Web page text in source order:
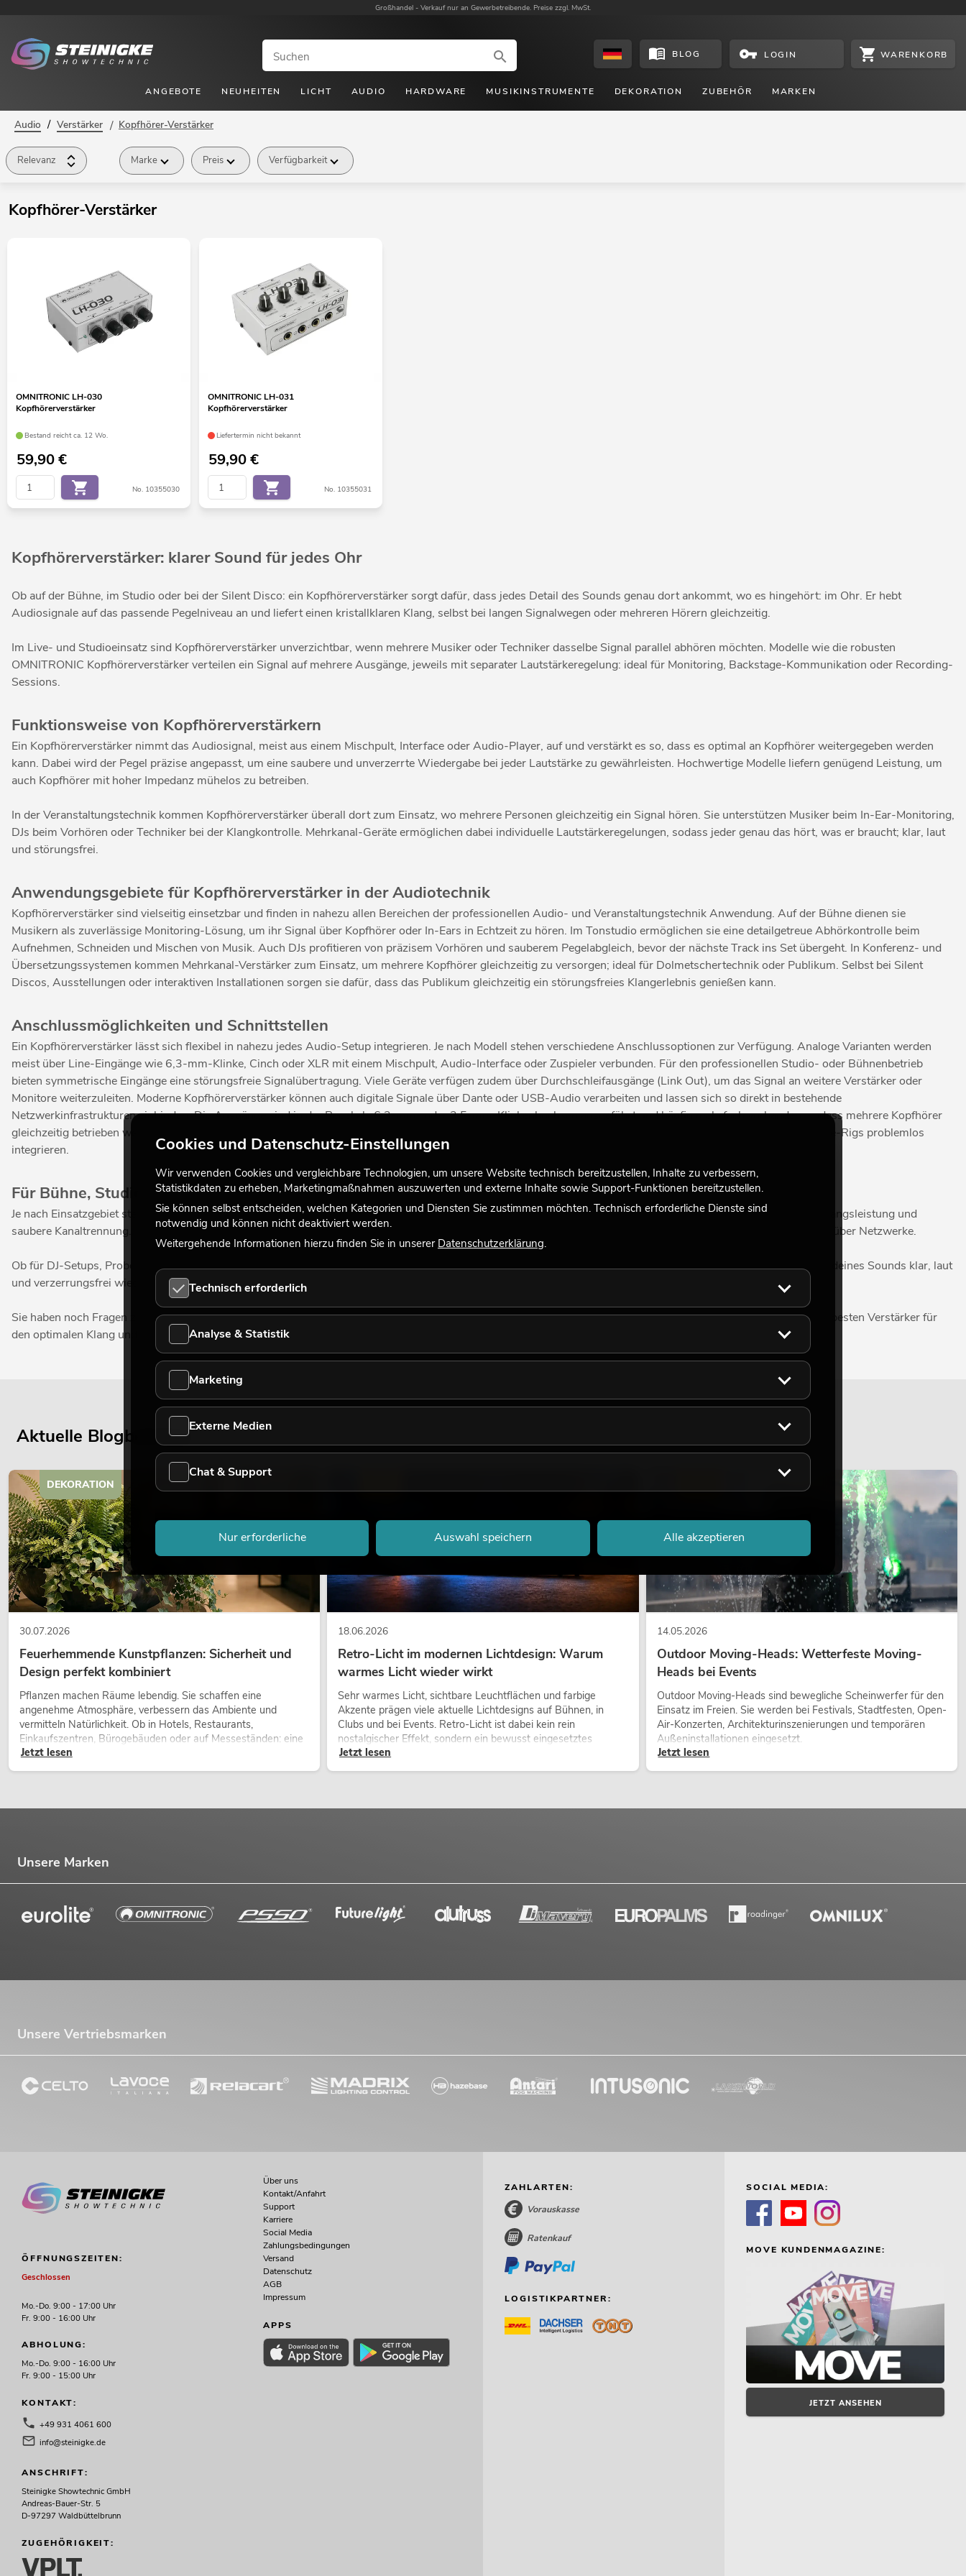
Großhandel - Verkauf nur an Gewerbetreibende. Preise zzgl. MwSt.
BLOG LOGIN WARENKORB
ANGEBOTE NEUHEITEN LICHT AUDIO HARDWARE MUSIKINSTRUMENTE DEKORATION ZUBEHÖR MARKEN
Audio / Verstärker / Kopfhörer-Verstärker
Relevanz Marke Preis Verfügbarkeit
Kopfhörer-Verstärker
OMNITRONIC LH-030
Kopfhörerverstärker
Bestand reicht ca. 12 Wo.
59,90€
No. 10355030
OMNITRONIC LH-031
Kopfhörerverstärker
Liefertermin nicht bekannt
59,90€
No. 10355031
Kopfhörerverstärker: klarer Sound für jedes Ohr
Ob auf der Bühne, im Studio oder bei der Silent Disco: ein Kopfhörerverstärker sorgt dafür, dass jedes Detail des Sounds genau dort ankommt, wo es hingehört: im Ohr. Er hebt
Audiosignale auf das passende Pegelniveau an und liefert einen kristallklaren Klang, selbst bei langen Signalwegen oder mehreren Hörern gleichzeitig.
Im Live- und Studioeinsatz sind Kopfhörerverstärker unverzichtbar, wenn mehrere Musiker oder Techniker dasselbe Signal parallel abhören möchten. Modelle wie die robusten
OMNITRONIC Kopfhörerverstärker verteilen ein Signal auf mehrere Ausgänge, jeweils mit separater Lautstärkeregelung: ideal für Monitoring, Backstage-Kommunikation oder Recording-
Sessions.
Funktionsweise von Kopfhörerverstärkern
Ein Kopfhörerverstärker nimmt das Audiosignal, meist aus einem Mischpult, Interface oder Audio-Player, auf und verstärkt es so, dass es optimal an Kopfhörer weitergegeben werden
kann. Dabei wird der Pegel präzise angepasst, um eine saubere und unverzerrte Wiedergabe bei jeder Lautstärke zu gewährleisten. Hochwertige Modelle liefern genügend Leistung, um
auch Kopfhörer mit hoher Impedanz mühelos zu betreiben.
In der Veranstaltungstechnik kommen Kopfhörerverstärker überall dort zum Einsatz, wo mehrere Personen gleichzeitig ein Signal hören. Sie unterstützen Musiker beim In-Ear-Monitoring,
DJs beim Vorhören oder Techniker bei der Klangkontrolle. Mehrkanal-Geräte ermöglichen dabei individuelle Lautstärkeregelungen, sodass jeder genau das hört, was er braucht; klar, laut
und störungsfrei.
Anwendungsgebiete für Kopfhörerverstärker in der Audiotechnik
Kopfhörerverstärker sind vielseitig einsetzbar und finden in nahezu allen Bereichen der professionellen Audio- und Veranstaltungstechnik Anwendung. Auf der Bühne dienen sie
Musikern als zuverlässige Monitoring-Lösung, um ihr Signal über Kopfhörer oder In-Ears in Echtzeit zu hören. Im Tonstudio ermöglichen sie eine detailgetreue Abhörkontrolle beim
Aufnehmen, Schneiden und Mischen von Musik. Auch DJs profitieren von präzisem Vorhören und sauberem Pegelabgleich, bevor der nächste Track ins Set übergeht. In Konferenz- und
Übersetzungssystemen kommen Mehrkanal-Verstärker zum Einsatz, um mehrere Kopfhörer gleichzeitig zu versorgen; ideal für Dolmetschertechnik oder Publikum. Selbst bei Silent
Discos, Ausstellungen oder interaktiven Installationen sorgen sie dafür, dass das Publikum gleichzeitig ein störungsfreies Klangerlebnis genießen kann.
Anschlussmöglichkeiten und Schnittstellen
Ein Kopfhörerverstärker lässt sich flexibel in nahezu jedes Audio-Setup integrieren. Je nach Modell stehen verschiedene Anschlussoptionen zur Verfügung. Analoge Varianten werden
meist über Line-Eingänge wie 6,3-mm-Klinke, Cinch oder XLR mit einem Mischpult, Audio-Interface oder Zuspieler verbunden. Für den professionellen Studio- oder Bühnenbetrieb
bieten symmetrische Eingänge eine störungsfreie Signalübertragung. Viele Geräte verfügen zudem über Durchschleifausgänge (Link Out), um das Signal an weitere Verstärker oder
Monitore weiterzuleiten. Moderne Kopfhörerverstärker können auch digitale Signale über Dante oder USB-Audio verarbeiten und lassen sich so direkt in bestehende
Netzwerkinfrastrukturen einbinden. Die Ausgänge sind in der Regel als 6,3-mm- oder 3,5-mm-Klinkenbuchsen ausgeführt und häufig mehrfach vorhanden, sodass mehrere Kopfhörer
gleichzeitig betrieben werden können. Damit lässt sich ein Kopfhörerverstärker sowohl in kompakte Desktop-Setups als auch in komplexe Rack-Systeme oder Live-Rigs problemlos
integrieren.
Für Bühne, Studio und Mobile Events
Je nach Einsatzgebiet stehen kompakte Desktop-Geräte oder rackfähige Mehrkanal-Verstärker zur Auswahl. Sie überzeugen durch geringes Rauschen, hohe Ausgangsleistung und
saubere Kanaltrennung. Das ist entscheidend, wenn präzises Hören zählt. Moderne Modelle bieten zudem digitale Schnittstellen oder eine flexible Signalverteilung über Netzwerke.
Ob für DJ-Setups, Probenräume, Studios oder Events mit Kopfhörerübertragung: Mit einem hochwertigen Kopfhörerverstärker stellst du sicher, dass jede Nuance deines Sounds klar, laut
und verzerrungsfrei wiedergegeben wird; für ein perfektes Hörerlebnis überall.
Sie haben noch Fragen zu unseren Kopfhörerverstärkern von OMNITRONIC? Dann wenden Sie sich gerne an unser Team. Dieses unterstützt Sie gerne dabei, den besten Verstärker für
den optimalen Klang und besten Ton Ihrer Musik zu finden.
Aktuelle Blogbeiträge
30.07.2026
Feuerhemmende Kunstpflanzen: Sicherheit und
Design perfekt kombiniert
Pflanzen machen Räume lebendig. Sie schaffen eine
angenehme Atmosphäre, verbessern das Ambiente und
vermitteln Natürlichkeit. Ob in Hotels, Restaurants,
Einkaufszentren, Bürogebäuden oder auf Messeständen: eine
hochwertige Begrünung gehört heute längst zum modernen
Raumkonzept.
Jetzt lesen
DEKORATION
18.06.2026
Retro-Licht im modernen Lichtdesign: Warum
warmes Licht wieder wirkt
Sehr warmes Licht, sichtbare Leuchtflächen und farbige
Akzente prägen viele aktuelle Lichtdesigns auf Bühnen, in
Clubs und bei Events. Retro-Licht ist dabei kein rein
nostalgischer Effekt, sondern ein bewusst eingesetztes
Gestaltungsmittel: Es schafft Atmosphäre, gibt Szenen
Charakter und kann technische LED-Setups emotionaler
Jetzt lesen
14.05.2026
Outdoor Moving-Heads: Wetterfeste Moving-
Heads bei Events
Outdoor Moving-Heads sind bewegliche Scheinwerfer für den
Einsatz im Freien. Sie werden bei Festivals, Stadtfesten, Open-
Air-Konzerten, Architekturinszenierungen und temporären
Außeninstallationen eingesetzt.
Jetzt lesen
Unsere Marken
Unsere Vertriebsmarken
ÖFFNUNGSZEITEN:
Geschlossen
Mo.-Do. 9:00 - 17:00 Uhr
Fr. 9:00 - 16:00 Uhr
ABHOLUNG:
Mo.-Do. 9:00 - 16:00 Uhr
Fr. 9:00 - 15:00 Uhr
KONTAKT:
+49 931 4061 600
info@steinigke.de
ANSCHRIFT:
Steinigke Showtechnic GmbH
Andreas-Bauer-Str. 5
D-97297 Waldbüttelbrunn
ZUGEHÖRIGKEIT:
Über uns
Kontakt/Anfahrt
Support
Karriere
Social Media
Zahlungsbedingungen
Versand
Datenschutz
AGB
Impressum
APPS
ZAHLARTEN:
Vorauskasse
Ratenkauf
LOGISTIKPARTNER:
SOCIAL MEDIA:
MOVE KUNDENMAGAZINE:
JETZT ANSEHEN
Cookies und Datenschutz-Einstellungen
Wir verwenden Cookies und vergleichbare Technologien, um unsere Website technisch bereitzustellen, Inhalte zu verbessern,
Statistikdaten zu erheben, Marketingmaßnahmen auszuwerten und externe Inhalte sowie Support-Funktionen bereitzustellen.
Sie können selbst entscheiden, welchen Kategorien und Diensten Sie zustimmen möchten. Technisch erforderliche Dienste sind
notwendig und können nicht deaktiviert werden.
Weitergehende Informationen hierzu finden Sie in unserer Datenschutzerklärung.
Technisch erforderlich
Analyse & Statistik
Marketing
Externe Medien
Chat & Support
Nur erforderliche Auswahl speichern Alle akzeptieren